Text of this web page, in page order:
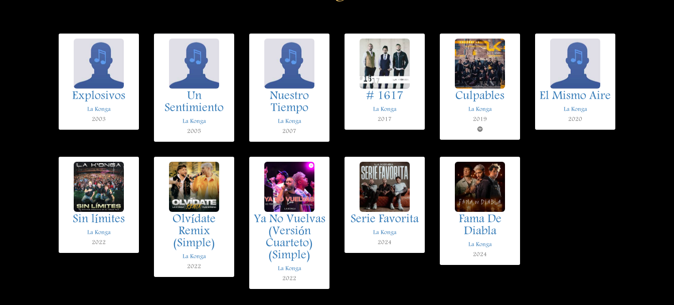
Explosivos
La Konga
2003
Un
Sentimiento
La Konga
2005
Nuestro
Tiempo
La Konga
2007
# 1617
La Konga
2017
Culpables
La Konga
2019
El Mismo Aire
La Konga
2020
Sin límites
La Konga
2022
Olvídate
Remix
(Simple)
La Konga
2022
Ya No Vuelvas
(Versión
Cuarteto)
(Simple)
La Konga
2022
Serie Favorita
La Konga
2024
Fama De
Diabla
La Konga
2024